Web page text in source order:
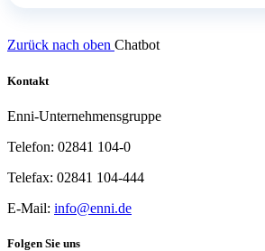
Zurück nach oben Chatbot
Kontakt
Enni-Unternehmensgruppe
Telefon: 02841 104-0
Telefax: 02841 104-444
E-Mail: info@enni.de
Folgen Sie uns